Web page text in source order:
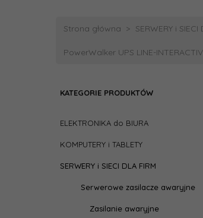
Strona główna SERWERY i SIECI
PowerWalker UPS LINE-
KATEGORIE PRODUKTÓW
ELEKTRONIKA do BIURA
KOMPUTERY i TABLETY
SERWERY i SIECI DLA FIRM
Serwerowe zasilacze awaryjne
Zasilanie awaryjne